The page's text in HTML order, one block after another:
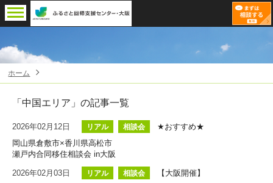
ホーム
「中国エリア」 の記事一覧
2026年02月12日 リアル 相談会
★おすすめ★
岡山県倉敷市×香川県高松市
瀬戸内合同移住相談会 in大阪
2026年02月03日 リアル 相談会
【大阪開催】